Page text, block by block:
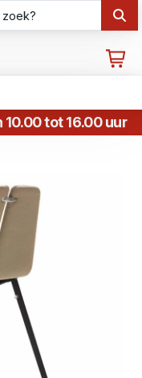
tot 16.00 uur